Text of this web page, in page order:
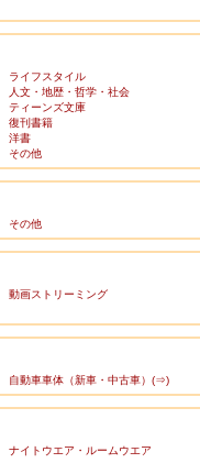
ライフスタイル
人文・地歴・哲学・社会
ティーンズ文庫
復刊書籍
洋書
その他
その他
動画ストリーミング
自動車車体（新車・中古車）(⇒)
ナイトウエア・ルームウエア